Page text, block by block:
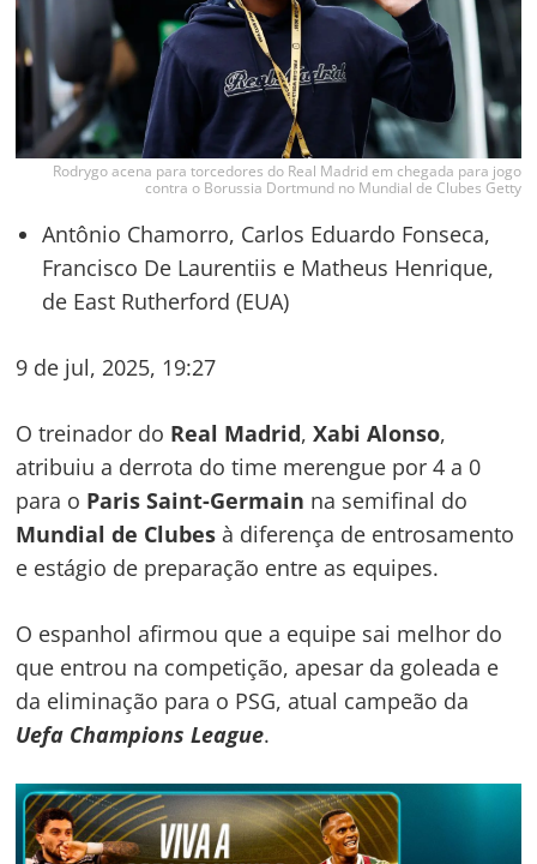
Rodrygo acena para torcedores do Real Madrid em chegada para jogo
contra o Borussia Dortmund no Mundial de Clubes Getty
Antônio Chamorro, Carlos Eduardo Fonseca,
Francisco De Laurentiis e Matheus Henrique,
de East Rutherford (EUA)
9 de jul, 2025, 19:27
O treinador do Real Madrid,Xabi Alonso,
atribuiu a derrota do time merengue por 4 a 0
para o Paris Saint-Germain na semifinal do
Mundial de Clubes à diferença de entrosamento
e estágio de preparação entre as equipes.
O espanhol afirmou que a equipe sai melhor do
que entrou na competição, apesar da goleada e
da eliminação para o PSG, atual campeão da
Uefa Champions League.